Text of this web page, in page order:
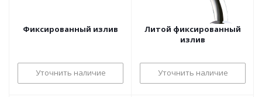
Фиксированный излив
Уточнить наличие
Литой фиксированный
излив
Уточнить наличие